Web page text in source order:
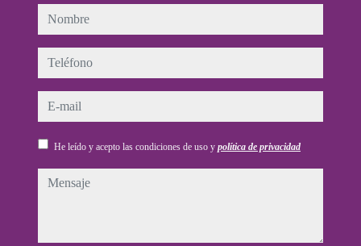
nombre
teléfono
e-mail
He leído y acepto las condiciones de uso y política de privacidad
mensaje